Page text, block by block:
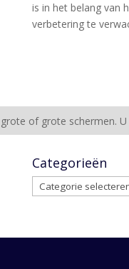
is in het belang van
verbetering te
Categorieën
Categorieën